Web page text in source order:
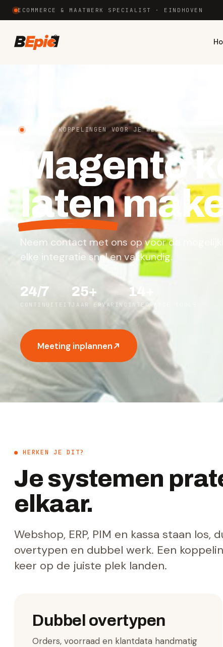
ECOMMERCE & MAATWERK SPECIALIST · EINDHOVEN
MAGENTO KOPPELINGEN VOOR JE WEBSHOP
Magento
laten
Neem contact met ons op voor de
elke integratie snel en vakkundig.
24/7
CONTINUÏTEIT
25+
JAAR ERVARING
14+
INTEGRATIE TOOLS
Meeting inplannen
● HERKEN JE DIT?
Je systemen
elkaar.
Webshop, ERP, PIM en kassa staan los,
overtypen en dubbel werk. Een
keer op de juiste plek landen.
Dubbel overtypen
Orders, voorraad en klantdata handmatig